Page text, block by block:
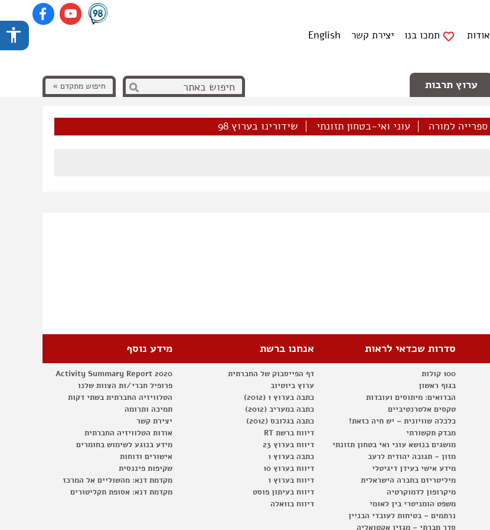
אודות תמכו בנו יצירת קשר English
ערוץ תרבות חיפוש מתקדם »
ספרייה למורה עוני ואי-בטחון תזונתי שידורינו בערוץ 98
סדרות שכדאי לראות
100 קולות
בגוף ראשון
הבדואים: מיתוסים ועובדות
טקסים אלטרנטיביים
כלכלה שוויונית – יש חיה כזאת!
מבדק תקשורתי
מושגים בנושא עוני ואי בטחון תזונתי
מזון – תגובה יהודית לרעב
מידע אישי בעידן דיגיטלי
מיליטריזם בחברה הישראלית
מיקרופון לדמוקרטיה
משפט הומניטרי בין לאומי
נרתמים – בטיחות לעובדי הבניין
סדר חברתי – מגזין אקטואליה
אנחנו ברשת
דף הפייסבוק של החברתית
ערוץ ביוטיוב
כתבה בערוץ 1 (2012)
כתבה במעריב (2012)
כתבה בגלובס (2012)
דיווח ברשת RT
דיווח בערוץ 23
כתבה בערוץ 1
דיווח בערוץ 10
דיווח בערוץ 1
דיווח בעיתון פוסט
דיווח בוואלה
מידע נוסף
Activity Summary Report 2020
פרופיל חברי/ות הצוות שלנו
הטלוויזיה החברתית בשתי דקות
תמיכה ותרומה
יצירת קשר
אודות הטלוויזיה החברתית
מידע בנוגע לשימוש בחומרים
אישורים ודוחות
שקיפות פיננסית
מקדמת דנא: מהשוליים אל המרכז
מקדמת דנא: אסופת תקליטורים